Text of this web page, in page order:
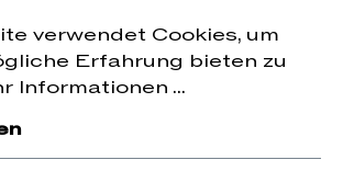
erhalten.
verwendet Cookies, um
Erfahrung bieten zu
Informationen ...